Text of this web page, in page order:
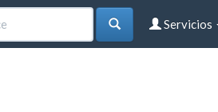
Servicios